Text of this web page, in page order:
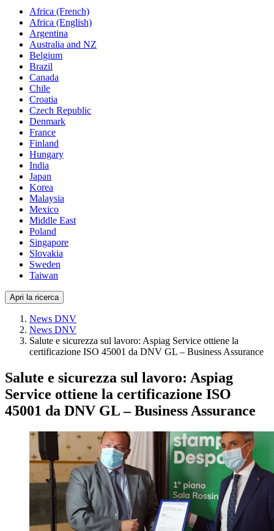
Africa (French)
Africa (English)
Argentina
Australia and NZ
Belgium
Brazil
Canada
Chile
Croatia
Czech Republic
Denmark
France
Finland
Hungary
India
Japan
Korea
Malaysia
Mexico
Middle East
Poland
Singapore
Slovakia
Sweden
Taiwan
Apri la ricerca
News DNV
News DNV
Salute e sicurezza sul lavoro: Aspiag Service ottiene la
certificazione ISO 45001 da DNV GL – Business Assurance
Salute e sicurezza sul lavoro: Aspiag
Service ottiene la certificazione ISO
45001 da DNV GL – Business Assurance